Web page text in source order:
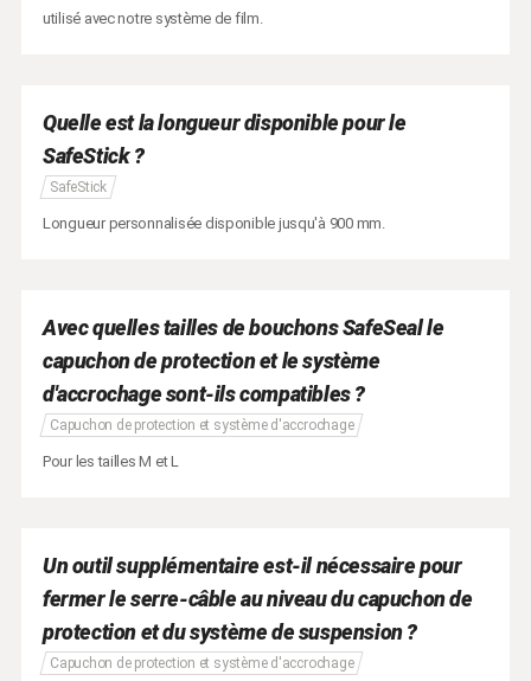
utilisé avec notre système de film.
Quelle est la longueur disponible pour le
SafeStick ?
SafeStick
Longueur personnalisée disponible jusqu'à 900 mm.
Avec quelles tailles de bouchons SafeSeal le
capuchon de protection et le système
d'accrochage sont-ils compatibles ?
Capuchon de protection et système d'accrochage
Pour les tailles M et L
Un outil supplémentaire est-il nécessaire pour
fermer le serre-câble au niveau du capuchon de
protection et du système de suspension ?
Capuchon de protection et système d'accrochage